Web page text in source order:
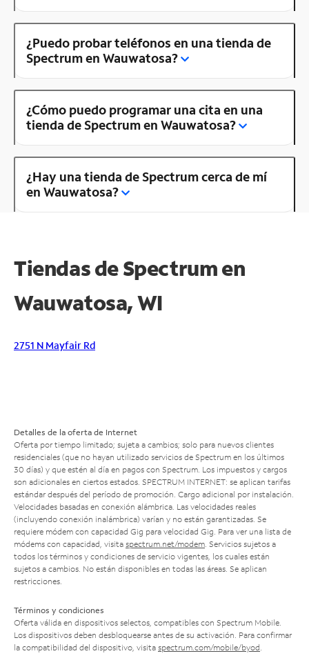
¿Puedo probar teléfonos en una tienda de
Spectrum en Wauwatosa?
¿Cómo puedo programar una cita en una
tienda de Spectrum en Wauwatosa?
¿Hay una tienda de Spectrum cerca de mí
en Wauwatosa?
Tiendas de Spectrum en
Wauwatosa, WI
2751 N Mayfair Rd
Detalles de la oferta de Internet
Oferta por tiempo limitado; sujeta a cambios; solo para nuevos clientes
residenciales (que no hayan utilizado servicios de Spectrum en los últimos
30 días) y que estén al día en pagos con Spectrum. Los impuestos y cargos
son adicionales en ciertos estados. SPECTRUM INTERNET: se aplican tarifas
estándar después del período de promoción. Cargo adicional por instalación.
Velocidades basadas en conexión alámbrica. Las velocidades reales
(incluyendo conexión inalámbrica) varían y no están garantizadas. Se
requiere módem con capacidad Gig para velocidad Gig. Para ver una lista de
módems con capacidad, visita spectrum.net/modem . Servicios sujetos a
todos los términos y condiciones de servicio vigentes, los cuales están
sujetos a cambios. No están disponibles en todas las áreas. Se aplican
restricciones.
Términos y condiciones
Oferta válida en dispositivos selectos, compatibles con Spectrum Mobile.
Los dispositivos deben desbloquearse antes de su activación. Para confirmar
la compatibilidad del dispositivo, visita spectrum.com/mobile/byod